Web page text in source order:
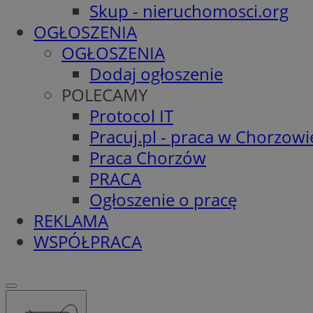
Skup - nieruchomosci.org
OGŁOSZENIA
OGŁOSZENIA
Dodaj ogłoszenie
POLECAMY
Protocol IT
Pracuj.pl - praca w
Praca Chorzów
PRACA
Ogłoszenie o pracę
REKLAMA
WSPÓŁPRACA